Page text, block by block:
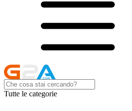
Tutte le categorie